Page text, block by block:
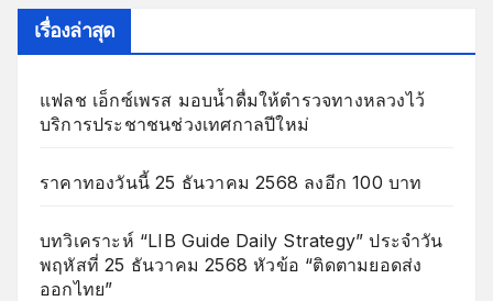
เรื่องล่าสุด
แฟลช เอ็กซ์เพรส มอบน้ำดื่มให้ตำรวจทางหลวงไว้
บริการประชาชนช่วงเทศกาลปีใหม่
ราคาทองวันนี้ 25 ธันวาคม 2568 ลงอีก 100 บาท
บทวิเคราะห์ “LIB Guide Daily Strategy” ประจำวัน
พฤหัสที่ 25 ธันวาคม 2568 หัวข้อ “ติดตามยอดส่ง
ออกไทย”